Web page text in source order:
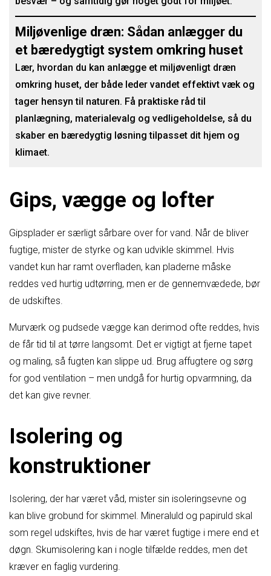
Miljøvenlige dræn: Sådan anlægger du
et bæredygtigt system omkring huset
Lær, hvordan du kan anlægge et miljøvenligt dræn
omkring huset, der både leder vandet effektivt væk og
tager hensyn til naturen. Få praktiske råd til
planlægning, materialevalg og vedligeholdelse, så du
skaber en bæredygtig løsning tilpasset dit hjem og
klimaet.
Gips, vægge og lofter
Gipsplader er særligt sårbare over for vand. Når de bliver
fugtige, mister de styrke og kan udvikle skimmel. Hvis
vandet kun har ramt overfladen, kan pladerne måske
reddes ved hurtig udtørring, men er de gennemvædede, bør
de udskiftes.
Murværk og pudsede vægge kan derimod ofte reddes, hvis
de får tid til at tørre langsomt. Det er vigtigt at fjerne tapet
og maling, så fugten kan slippe ud. Brug affugtere og sørg
for god ventilation – men undgå for hurtig opvarmning, da
det kan give revner.
Isolering og
konstruktioner
Isolering, der har været våd, mister sin isoleringsevne og
kan blive grobund for skimmel. Mineraluld og papiruld skal
som regel udskiftes, hvis de har været fugtige i mere end et
døgn. Skumisolering kan i nogle tilfælde reddes, men det
kræver en faglig vurdering.